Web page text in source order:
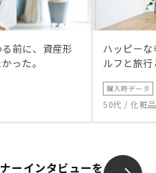
前に、資産形
った。
ハッピー
ルフと旅
購入時データ
50代 / 化粧
ーインタビューを